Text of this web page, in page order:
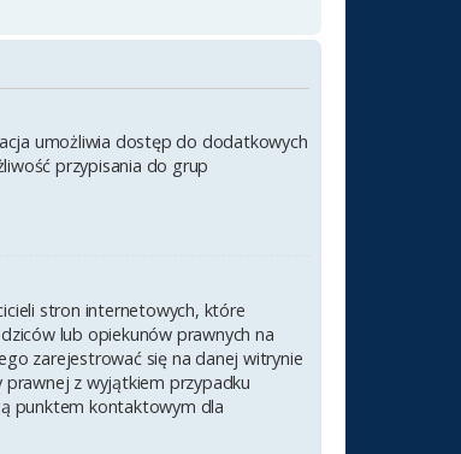
umożliwia dostęp do dodatkowych
przypisania do grup
stron internetowych, które
lub opiekunów prawnych na
zarejestrować się na danej witrynie
z wyjątkiem przypadku
punktem kontaktowym dla